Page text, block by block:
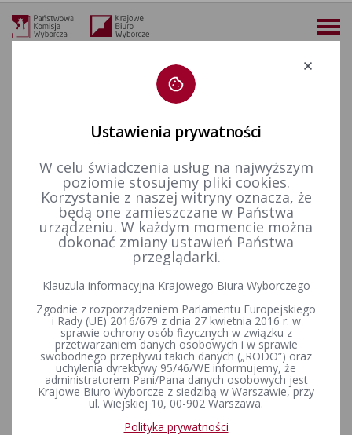
Deklaracja dostępności
więcej
Wybory i referenda Wybory do Sejmu i do Senatu Wybory uzupełniające do Senatu RP
Kadencja 2001-2005
Okręg nr 1 - Wyniki głosowania w układzie obwodów w wyborach uzupełniających do Senatu RP w Legnicy
Okręg nr 1 - Wyniki głosowania
w układzie obwodów w
wyborach uzupełniających do
Senatu RP w Legnicy
ZAŁĄCZNIKI
legnica-www.xls [plik do pobrania]
Ustawienia prywatności
W celu świadczenia usług na najwyższym
poziomie stosujemy pliki cookies.
Korzystanie z naszej witryny oznacza, że
będą one zamieszczane w Państwa
urządzeniu. W każdym momencie można
dokonać zmiany ustawień Państwa
przeglądarki.
Klauzula informacyjna Krajowego Biura Wyborczego
Zgodnie z rozporządzeniem Parlamentu Europejskiego
i Rady (UE) 2016/679 z dnia 27 kwietnia 2016 r. w
sprawie ochrony osób fizycznych w związku z
przetwarzaniem danych osobowych i w sprawie
swobodnego przepływu takich danych („RODO”) oraz
uchylenia dyrektywy 95/46/WE informujemy, że
administratorem Pani/Pana danych osobowych jest
Krajowe Biuro Wyborcze z siedzibą w Warszawie, przy
ul. Wiejskiej 10, 00-902 Warszawa.
Polityka prywatności